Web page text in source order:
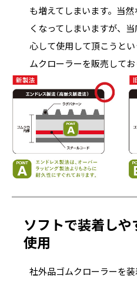
も増えてしまいます。当
くなってしまいますが、
心して使用して頂こうと
ムクローラーを販売してお
ソフトで装着し
使用
社外品ゴムクローラーを